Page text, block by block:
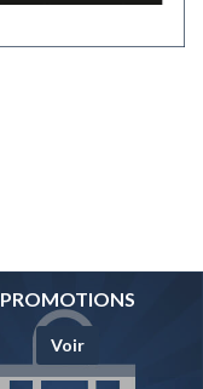
PROMOTIONS
Voir